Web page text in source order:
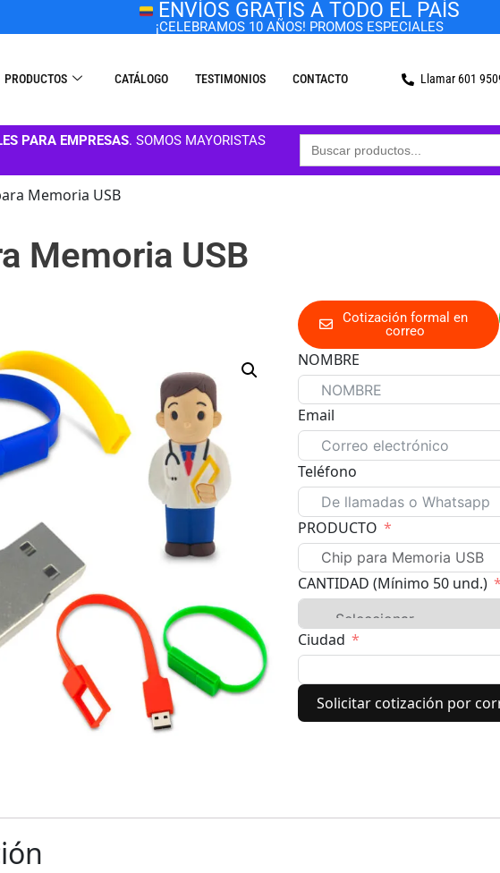
ENVÍOS GRATIS A TODO EL PAÍS
¡CELEBRAMOS 10 AÑOS! PROMOS ESPECIALES
PRODUCTOS CATÁLOGO TESTIMONIOS CONTACTO Llamar 601
PARA EMPRESAS. SOMOS MAYORISTAS Buscar:
Memoria USB
Memoria USB
Cotización formal en
correo
NOMBRE
Email
Teléfono
PRODUCTO
CANTIDAD (Mínimo 50 und.)
Ciudad
Solicitar cotización por